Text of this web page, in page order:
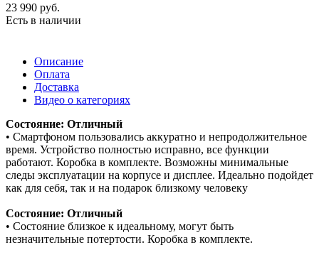
23 990 руб.
Есть в наличии
Описание
Оплата
Доставка
Видео о категориях
Состояние: Отличный
• Смартфоном пользовались аккуратно и непродолжительное
время. Устройство полностью исправно, все функции
работают. Коробка в комплекте. Возможны минимальные
следы эксплуатации на корпусе и дисплее. Идеально подойдет
как для себя, так и на подарок близкому человеку
Состояние: Отличный
• Состояние близкое к идеальному, могут быть
незначительные потертости. Коробка в комплекте.